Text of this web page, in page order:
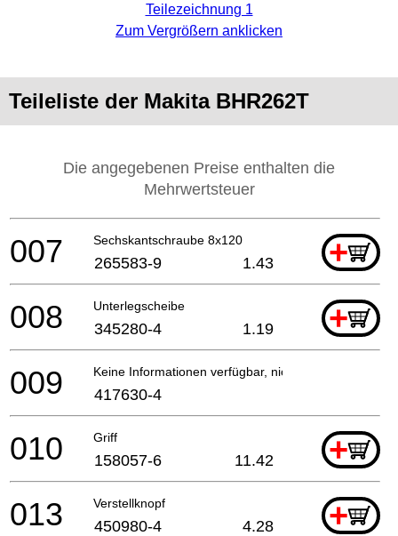
Teilezeichnung 1
Zum Vergrößern anklicken
Teileliste der Makita BHR262T
Die angegebenen Preise enthalten die
Mehrwertsteuer
Sechskantschraube 8x120 +
007 265583-9 1.43
Unterlegscheibe +
008 345280-4 1.19
Keine Informationen verfügbar, nicht bestellbar
009 417630-4
Griff +
010 158057-6 11.42
Verstellknopf +
013 450980-4 4.28